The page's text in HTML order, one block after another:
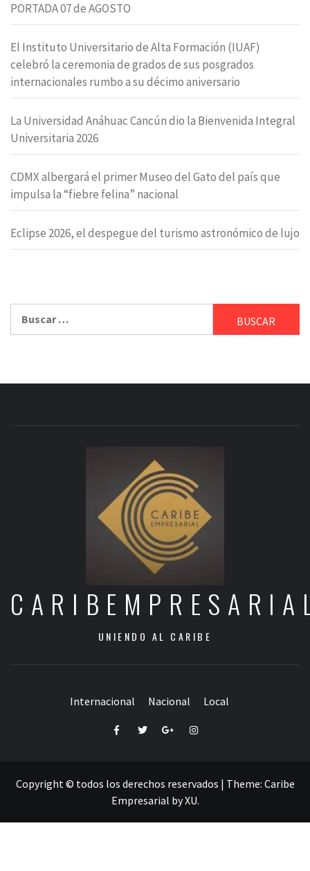
PORTADA 07 de AGOSTO
El Instituto Universitario de Alta Formación (IUAF)
celebró la ceremonia de grados de sus posgrados
internacionales rumbo a su décimo aniversario
La Universidad Anáhuac Cancún dio la Bienvenida Integral
Universitaria 2026
CDMX albergará el primer Museo del Gato del país que
impulsa la “fiebre felina” nacional
Eclipse 2026, el despegue del turismo astronómico de lujo
UNIENDO AL CARIBE
Internacional Nacional Local
FacebookTwitterGoogle+Instagram
Copyright © todos los derechos reservados | Theme: Caribe
Empresarial byXU.